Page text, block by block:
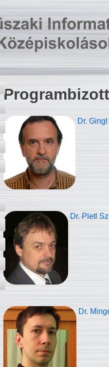
Dr.
Dr. Pletl
Dr.